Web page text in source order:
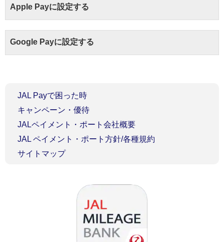
Apple Payに設定する
Google Payに設定する
JAL Payで困った時
キャンペーン・優待
JALペイメント・ポート会社概要
JAL ペイメント・ポート方針/各種規約
サイトマップ